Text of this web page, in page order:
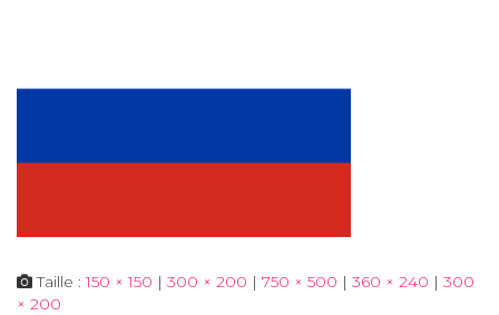
Taille :150 × 150 | 300 × 200 | 750 × 500 | 360 × 240 | 300
× 200